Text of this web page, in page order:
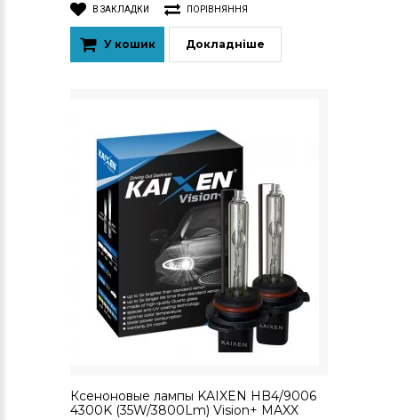
В ЗАКЛАДКИ ПОРІВНЯННЯ
У кошик Докладніше
Ксеноновые лампы KAIXEN HB4/9006
4300K (35W/3800Lm) Vision+ MAXX